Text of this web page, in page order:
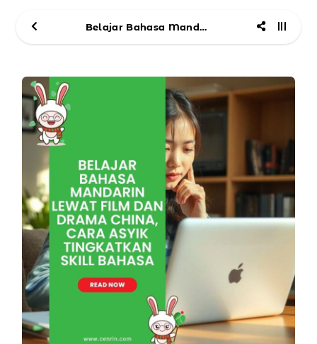
Belajar Bahasa Mandarin Lewat Film dan Drama China, Cara Asyik Tingkatkan Skill Bahasa